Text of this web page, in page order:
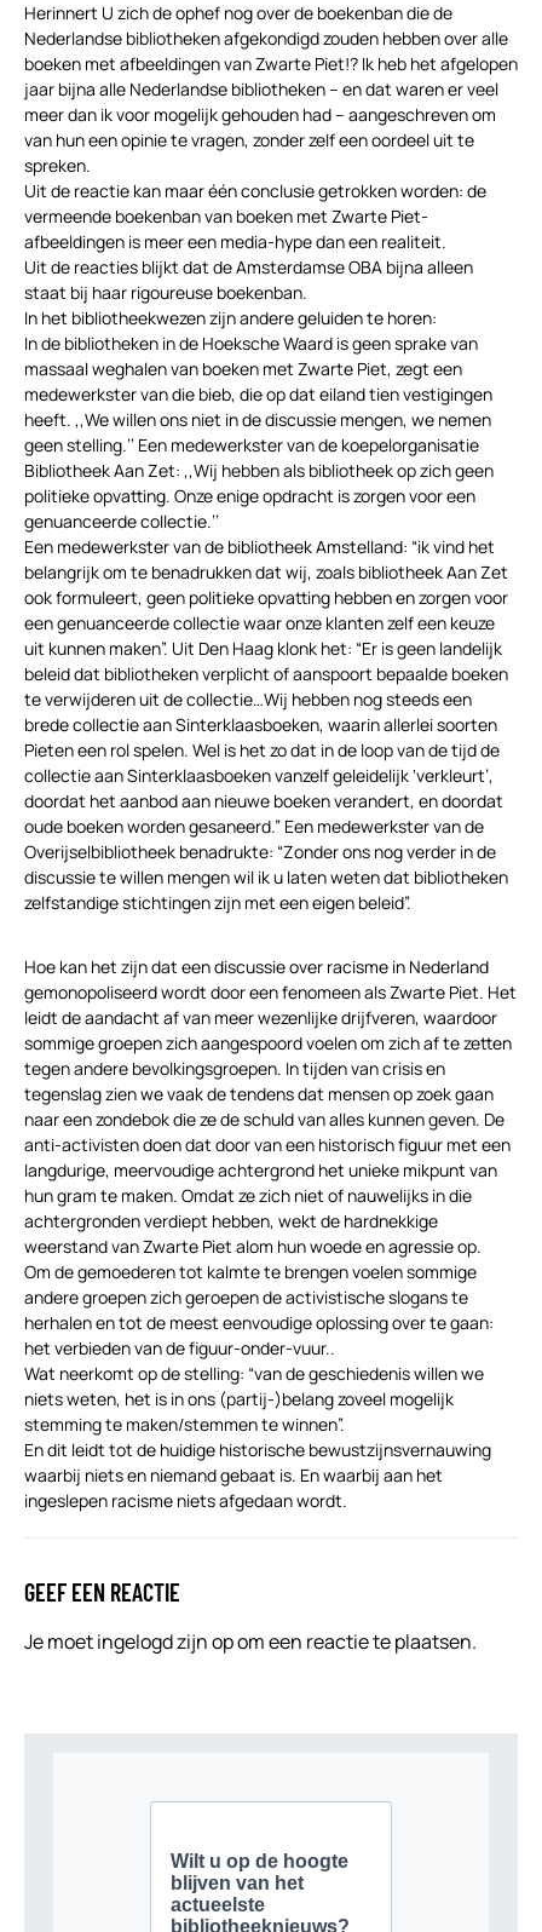
Herinnert U zich de ophef nog over de boekenban die de
Nederlandse bibliotheken afgekondigd zouden hebben over alle
boeken met afbeeldingen van Zwarte Piet!? Ik heb het afgelopen
jaar bijna alle Nederlandse bibliotheken – en dat waren er veel
meer dan ik voor mogelijk gehouden had – aangeschreven om
van hun een opinie te vragen, zonder zelf een oordeel uit te
spreken.
Uit de reactie kan maar één conclusie getrokken worden: de
vermeende boekenban van boeken met Zwarte Piet-
afbeeldingen is meer een media-hype dan een realiteit.
Uit de reacties blijkt dat de Amsterdamse OBA bijna alleen
staat bij haar rigoureuse boekenban.
In het bibliotheekwezen zijn andere geluiden te horen:
In de bibliotheken in de Hoeksche Waard is geen sprake van
massaal weghalen van boeken met Zwarte Piet, zegt een
medewerkster van die bieb, die op dat eiland tien vestigingen
heeft. ,,We willen ons niet in de discussie mengen, we nemen
geen stelling.’’ Een medewerkster van de koepelorganisatie
Bibliotheek Aan Zet: ,,Wij hebben als bibliotheek op zich geen
politieke opvatting. Onze enige opdracht is zorgen voor een
genuanceerde collectie.’’
Een medewerkster van de bibliotheek Amstelland: “ik vind het
belangrijk om te benadrukken dat wij, zoals bibliotheek Aan Zet
ook formuleert, geen politieke opvatting hebben en zorgen voor
een genuanceerde collectie waar onze klanten zelf een keuze
uit kunnen maken”. Uit Den Haag klonk het: “Er is geen landelijk
beleid dat bibliotheken verplicht of aanspoort bepaalde boeken
te verwijderen uit de collectie…Wij hebben nog steeds een
brede collectie aan Sinterklaasboeken, waarin allerlei soorten
Pieten een rol spelen. Wel is het zo dat in de loop van de tijd de
collectie aan Sinterklaasboeken vanzelf geleidelijk ‘verkleurt’,
doordat het aanbod aan nieuwe boeken verandert, en doordat
oude boeken worden gesaneerd.” Een medewerkster van de
Overijselbibliotheek benadrukte: “Zonder ons nog verder in de
discussie te willen mengen wil ik u laten weten dat bibliotheken
zelfstandige stichtingen zijn met een eigen beleid”.
Hoe kan het zijn dat een discussie over racisme in Nederland
gemonopoliseerd wordt door een fenomeen als Zwarte Piet. Het
leidt de aandacht af van meer wezenlijke drijfveren, waardoor
sommige groepen zich aangespoord voelen om zich af te zetten
tegen andere bevolkingsgroepen. In tijden van crisis en
tegenslag zien we vaak de tendens dat mensen op zoek gaan
naar een zondebok die ze de schuld van alles kunnen geven. De
anti-activisten doen dat door van een historisch figuur met een
langdurige, meervoudige achtergrond het unieke mikpunt van
hun gram te maken. Omdat ze zich niet of nauwelijks in die
achtergronden verdiept hebben, wekt de hardnekkige
weerstand van Zwarte Piet alom hun woede en agressie op.
Om de gemoederen tot kalmte te brengen voelen sommige
andere groepen zich geroepen de activistische slogans te
herhalen en tot de meest eenvoudige oplossing over te gaan:
het verbieden van de figuur-onder-vuur..
Wat neerkomt op de stelling: “van de geschiedenis willen we
niets weten, het is in ons (partij-)belang zoveel mogelijk
stemming te maken/stemmen te winnen”.
En dit leidt tot de huidige historische bewustzijnsvernauwing
waarbij niets en niemand gebaat is. En waarbij aan het
ingeslepen racisme niets afgedaan wordt.
GEEF EEN REACTIE
Je moetingelogd zijn opom een reactie te plaatsen.